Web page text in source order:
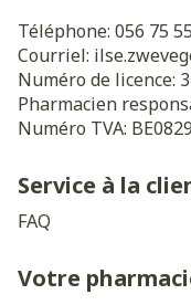
Téléphone: 056 75
Courriel:
Numéro de licence:
Pharmacien
Numéro TVA:
Service à la
FAQ
Votre